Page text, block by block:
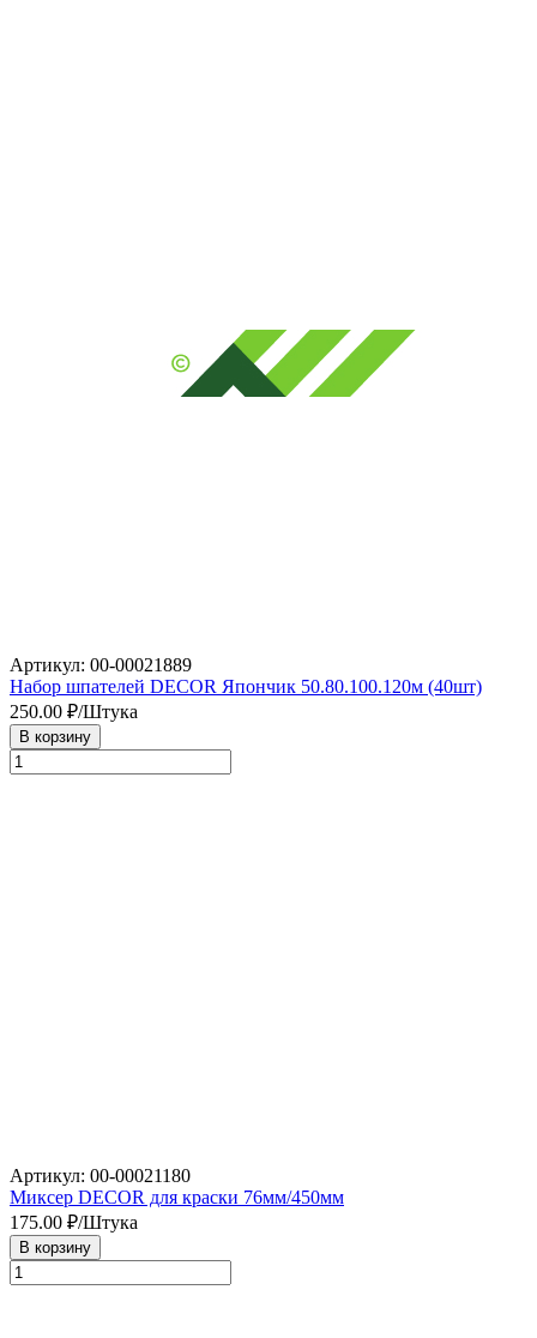
Артикул: 00-00021889
Набор шпателей DECOR Япончик 50.80.100.120м (40шт)
250.00 ₽/Штука
В корзину
Артикул: 00-00021180
Миксер DECOR для краски 76мм/450мм
175.00 ₽/Штука
В корзину